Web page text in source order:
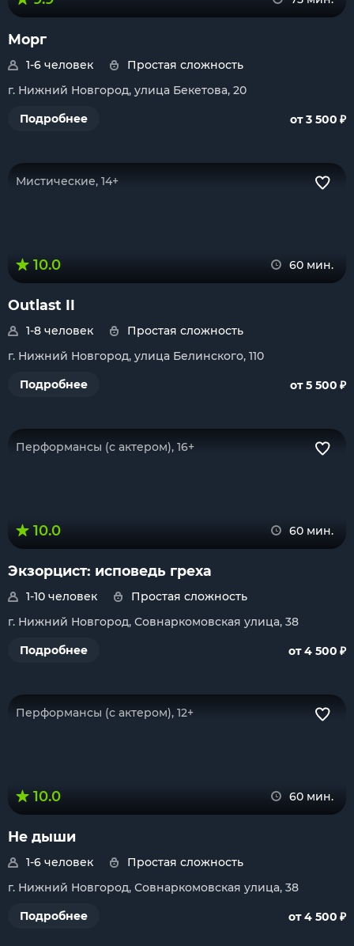
Морг
1-6 человек
Простая сложность
г. Нижний Новгород, улица Бекетова, 20
Подробнее
от 3 500 ₽
Мистические, 14+
10.0 60 мин.
Outlast II
1-8 человек
Простая сложность
г. Нижний Новгород, улица Белинского, 110
Подробнее
от 5 500 ₽
Перформансы (с актером), 16+
10.0 60 мин.
Экзорцист: исповедь греха
1-10 человек
Простая сложность
г. Нижний Новгород, Совнаркомовская улица, 38
Подробнее
от 4 500 ₽
Перформансы (с актером), 12+
10.0 60 мин.
Не дыши
1-6 человек
Простая сложность
г. Нижний Новгород, Совнаркомовская улица, 38
Подробнее
от 4 500 ₽